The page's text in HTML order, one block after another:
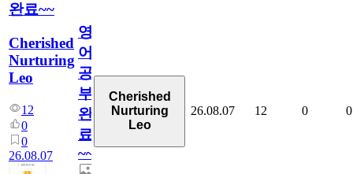
완료~~
Cherished
Nurturing
Leo
12
0
0
26.08.07
영
어
공
부
완
료
~~
Cherished
Nurturing
Leo
26.08.07 12 0 0